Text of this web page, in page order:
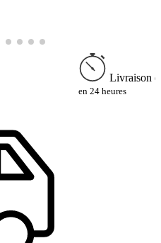
Livraison
en 24 heures